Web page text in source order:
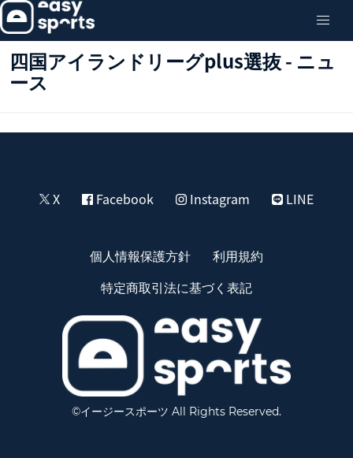
四国アイランドリーグplus選抜 - ニュ
ース
X Facebook Instagram LINE
個人情報保護方針
利用規約
特定商取引法に基づく表記
©イージースポーツ All Rights Reserved.